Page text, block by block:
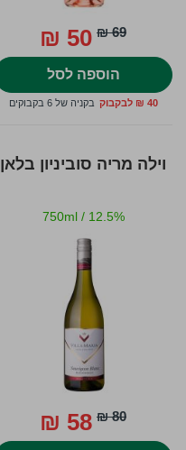
69 ₪
50 ₪
הוספה לסל
40 ₪ לבקבוק בקניה של 6 בקבוקים
וילה מריה סוביניון בלאן
750ml / 12.5%
80 ₪
58 ₪